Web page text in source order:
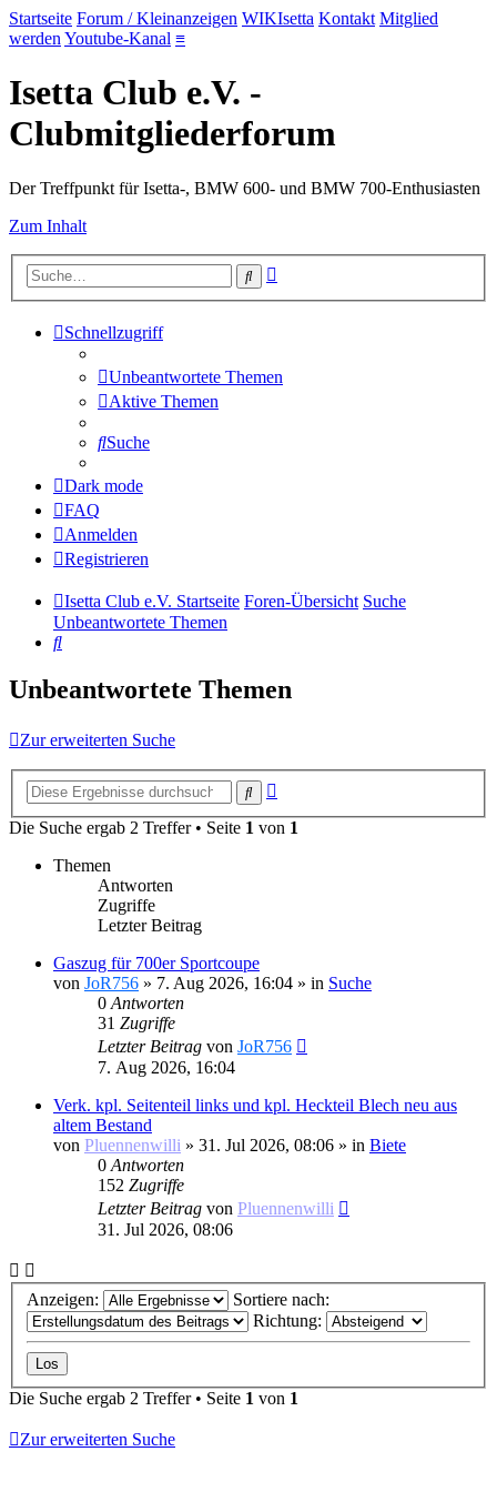
Startseite Forum / Kleinanzeigen WIKIsetta Kontakt Mitglied
werden Youtube-Kanal ≡
Isetta Club e.V. -
Clubmitgliederforum
Der Treffpunkt für Isetta-, BMW 600- und BMW 700-Enthusiasten
Zum Inhalt
Suche
Schnellzugriff
Unbeantwortete Themen
Aktive Themen
Suche
Dark mode
FAQ
Anmelden
Registrieren
Isetta Club e.V. Startseite Foren-Übersicht Suche
Unbeantwortete Themen
Suche
Unbeantwortete Themen
Zur erweiterten Suche
Suche
Die Suche ergab 2 Treffer • Seite 1 von 1
Themen
Antworten
Zugriffe
Letzter Beitrag
Gaszug für 700er Sportcoupe
von JoR756 » 7. Aug 2026, 16:04 » in Suche
0 Antworten
31 Zugriffe
Letzter Beitrag von JoR756
7. Aug 2026, 16:04
Verk. kpl. Seitenteil links und kpl. Heckteil Blech neu aus
altem Bestand
von Pluennenwilli » 31. Jul 2026, 08:06 » in Biete
0 Antworten
152 Zugriffe
Letzter Beitrag von Pluennenwilli
31. Jul 2026, 08:06
Anzeigen:
Sortiere nach:
Richtung:
Die Suche ergab 2 Treffer • Seite 1 von 1
Zur erweiterten Suche